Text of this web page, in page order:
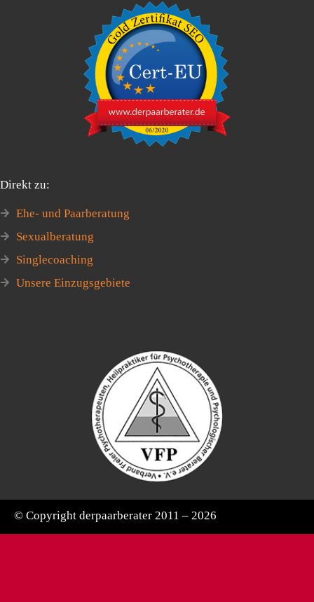
Direkt zu:
Ehe- und Paarberatung
Sexualberatung
Singlecoaching
Unsere Einzugsgebiete
© Copyright derpaarberater 2011 – 2026